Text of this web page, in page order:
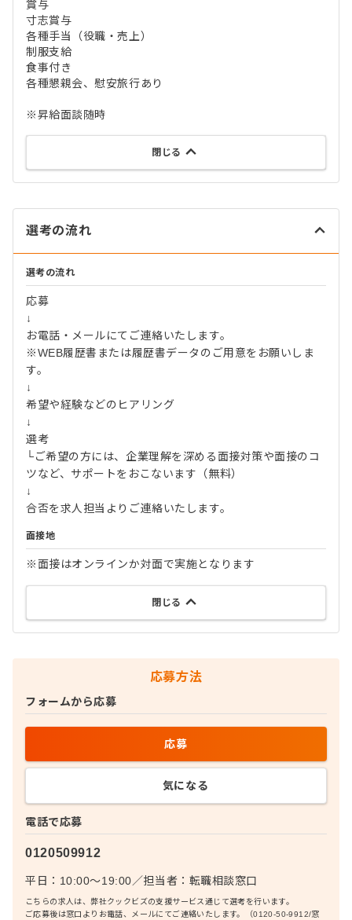
賞与
寸志賞与
各種手当（役職・売上）
制服支給
食事付き
各種懇親会、慰安旅行あり
※昇給面談随時
閉じる
選考の流れ
選考の流れ
応募
↓
お電話・メールにてご連絡いたします。
※WEB履歴書または履歴書データのご用意をお願いしま
す。
↓
希望や経験などのヒアリング
↓
選考
└ご希望の方には、企業理解を深める面接対策や面接のコ
ツなど、サポートをおこないます（無料）
↓
合否を求人担当よりご連絡いたします。
面接地
※面接はオンラインか対面で実施となります
閉じる
応募方法
電話で応募
0120509912
平日：10:00〜19:00／担当者： 転職相談窓口
こちらの求人は、弊社クックビズの支援サービス通じて選考を行います。
ご応募後は窓口よりお電話、メールにてご連絡いたします。（0120-50-9912/窓
フォームから応募
応募
気になる